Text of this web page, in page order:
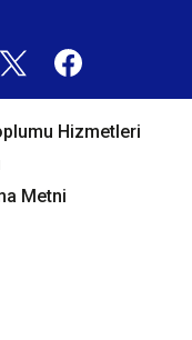
Hizmetleri
Metni